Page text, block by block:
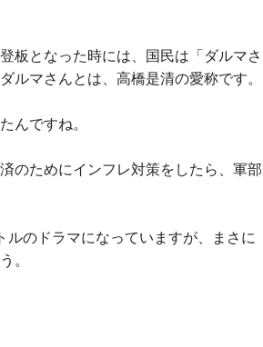
板となった時には、国民は「ダルマさ
ルマさんとは、高橋是清の愛称です。
んですね。
のためにインフレ対策をしたら、軍部
のドラマになっていますが、まさに
。